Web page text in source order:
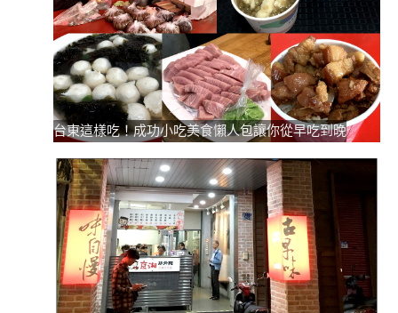
台東這樣吃！成功小吃美食懶人包讓你從早吃到晚